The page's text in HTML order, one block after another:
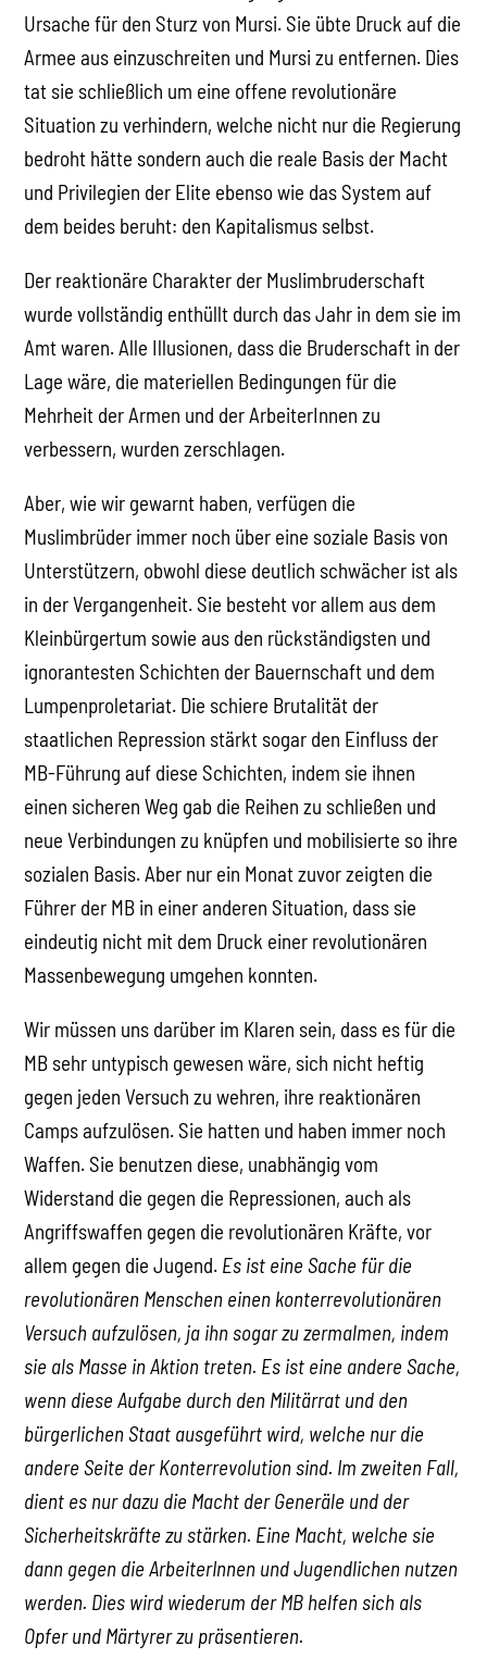
Ursache für den Sturz von Mursi. Sie übte Druck auf die
Armee aus einzuschreiten und Mursi zu entfernen. Dies
tat sie schließlich um eine offene revolutionäre
Situation zu verhindern, welche nicht nur die Regierung
bedroht hätte sondern auch die reale Basis der Macht
und Privilegien der Elite ebenso wie das System auf
dem beides beruht: den Kapitalismus selbst.
Der reaktionäre Charakter der Muslimbruderschaft
wurde vollständig enthüllt durch das Jahr in dem sie im
Amt waren. Alle Illusionen, dass die Bruderschaft in der
Lage wäre, die materiellen Bedingungen für die
Mehrheit der Armen und der ArbeiterInnen zu
verbessern, wurden zerschlagen.
Aber, wie wir gewarnt haben, verfügen die
Muslimbrüder immer noch über eine soziale Basis von
Unterstützern, obwohl diese deutlich schwächer ist als
in der Vergangenheit. Sie besteht vor allem aus dem
Kleinbürgertum sowie aus den rückständigsten und
ignorantesten Schichten der Bauernschaft und dem
Lumpenproletariat. Die schiere Brutalität der
staatlichen Repression stärkt sogar den Einfluss der
MB-Führung auf diese Schichten, indem sie ihnen
einen sicheren Weg gab die Reihen zu schließen und
neue Verbindungen zu knüpfen und mobilisierte so ihre
sozialen Basis. Aber nur ein Monat zuvor zeigten die
Führer der MB in einer anderen Situation, dass sie
eindeutig nicht mit dem Druck einer revolutionären
Massenbewegung umgehen konnten.
Wir müssen uns darüber im Klaren sein, dass es für die
MB sehr untypisch gewesen wäre, sich nicht heftig
gegen jeden Versuch zu wehren, ihre reaktionären
Camps aufzulösen. Sie hatten und haben immer noch
Waffen. Sie benutzen diese, unabhängig vom
Widerstand die gegen die Repressionen, auch als
Angriffswaffen gegen die revolutionären Kräfte, vor
allem gegen die Jugend. Es ist eine Sache für die
revolutionären Menschen einen konterrevolutionären
Versuch aufzulösen, ja ihn sogar zu zermalmen, indem
sie als Masse in Aktion treten. Es ist eine andere Sache,
wenn diese Aufgabe durch den Militärrat und den
bürgerlichen Staat ausgeführt wird, welche nur die
andere Seite der Konterrevolution sind. Im zweiten Fall,
dient es nur dazu die Macht der Generäle und der
Sicherheitskräfte zu stärken. Eine Macht, welche sie
dann gegen die ArbeiterInnen und Jugendlichen nutzen
werden. Dies wird wiederum der MB helfen sich als
Opfer und Märtyrer zu präsentieren.